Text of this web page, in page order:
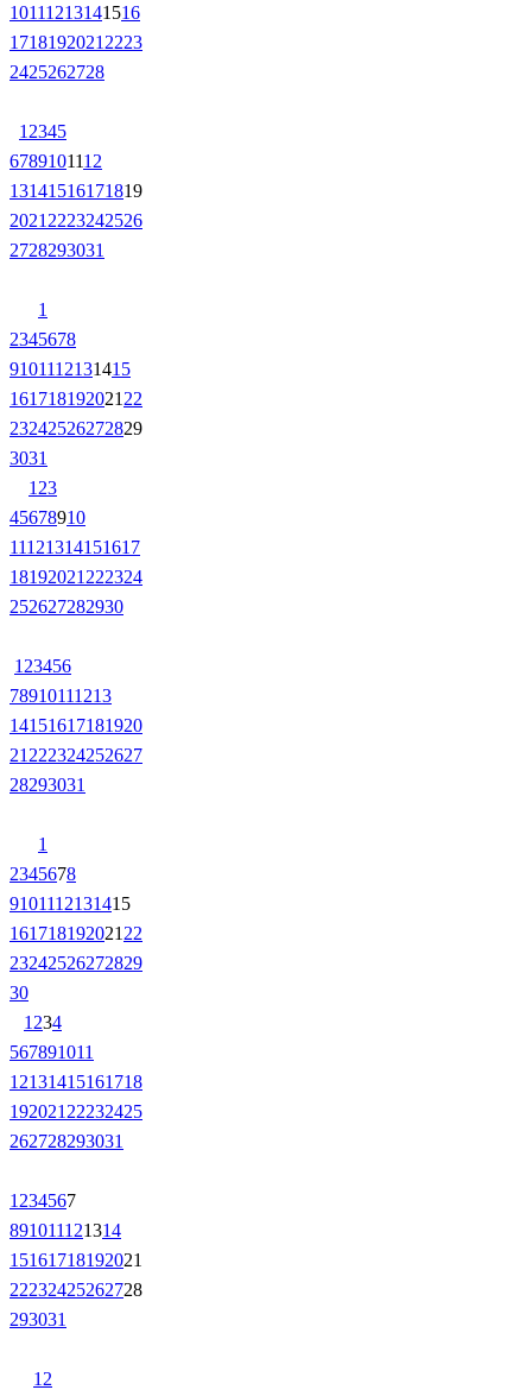
10111213141516
1718192021 2223
2425262728
1 2345
6789101112
13141516171819
2021 2223242526
2728293031
1
2345678
9101112131415
161718192021 22
23242526272829
3031
1 23
45678910
11121314151617
18192021 222324
252627282930
1 23456
78910111213
14151617181920
21 222324252627
28293031
1
2345678
9101112131415
161718192021 22
23242526272829
30
1 234
567891011
12131415161718
192021 22232425
262728293031
1 234567
891011121314
15161718192021
22232425262728
293031
1 2